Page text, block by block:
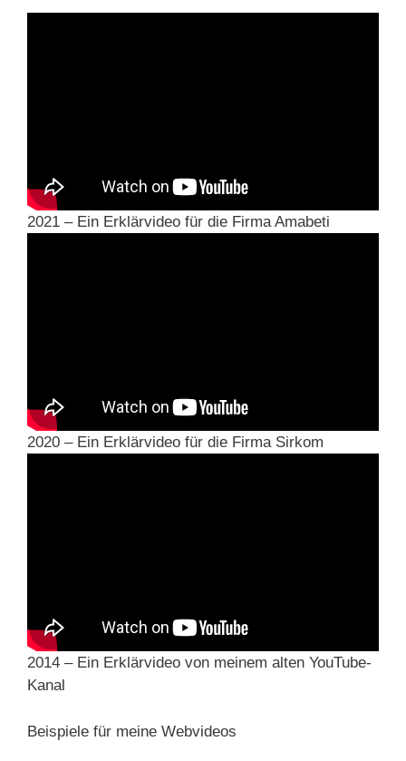
2021 – Ein Erklärvideo für die Firma Amabeti
2020 – Ein Erklärvideo für die Firma Sirkom
2014 – Ein Erklärvideo von meinem alten YouTube-
Kanal
Beispiele für meine Webvideos